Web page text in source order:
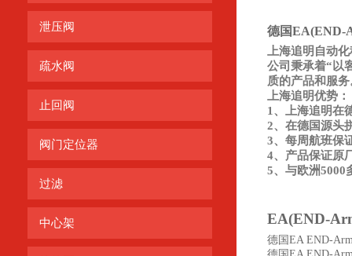
泄压阀
疏水阀
止回阀
阀门定位器
过滤
中心架
德国EA(END-
上海追明自动
公司秉承着“以
质的产品和服
上海追明优势：
1、上海追明在
2、在德国源头
3、每周航班保
4、产品保证原
5、与欧洲5000
EA(END-
德国EA END-